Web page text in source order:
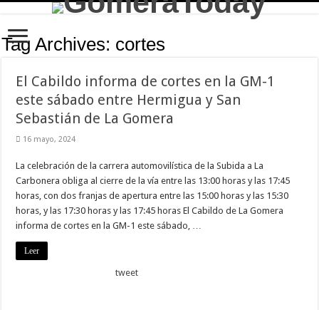
Tag Archives: cortes
El Cabildo informa de cortes en la GM-1
este sábado entre Hermigua y San
Sebastián de La Gomera
16 mayo, 2024
La celebración de la carrera automovilística de la Subida a La
Carbonera obliga al cierre de la vía entre las 13:00 horas y las 17:45
horas, con dos franjas de apertura entre las 15:00 horas y las 15:30
horas, y las 17:30 horas y las 17:45 horas El Cabildo de La Gomera
informa de cortes en la GM-1 este sábado, …
Leer
tweet